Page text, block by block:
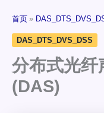
首页
DAS_DTS_DVS_DSS
分布式光纤
(DAS)